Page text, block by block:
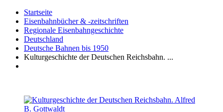
Startseite
Eisenbahnbücher & -zeitschriften
Regionale Eisenbahngeschichte
Deutschland
Deutsche Bahnen bis 1950
Kulturgeschichte der Deutschen Reichsbahn. ...